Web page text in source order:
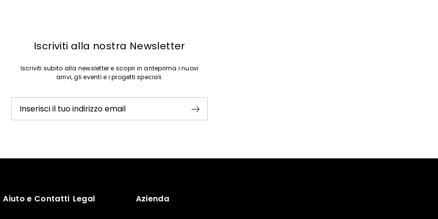
Iscriviti alla nostra Newsletter
Iscriviti subito alla newsletter e scopri in anteprima i nuovi
arrivi, gli eventi e i progetti speciali.
Inserisci il tuo indirizzo email
Aiuto e Contatti Legal Azienda